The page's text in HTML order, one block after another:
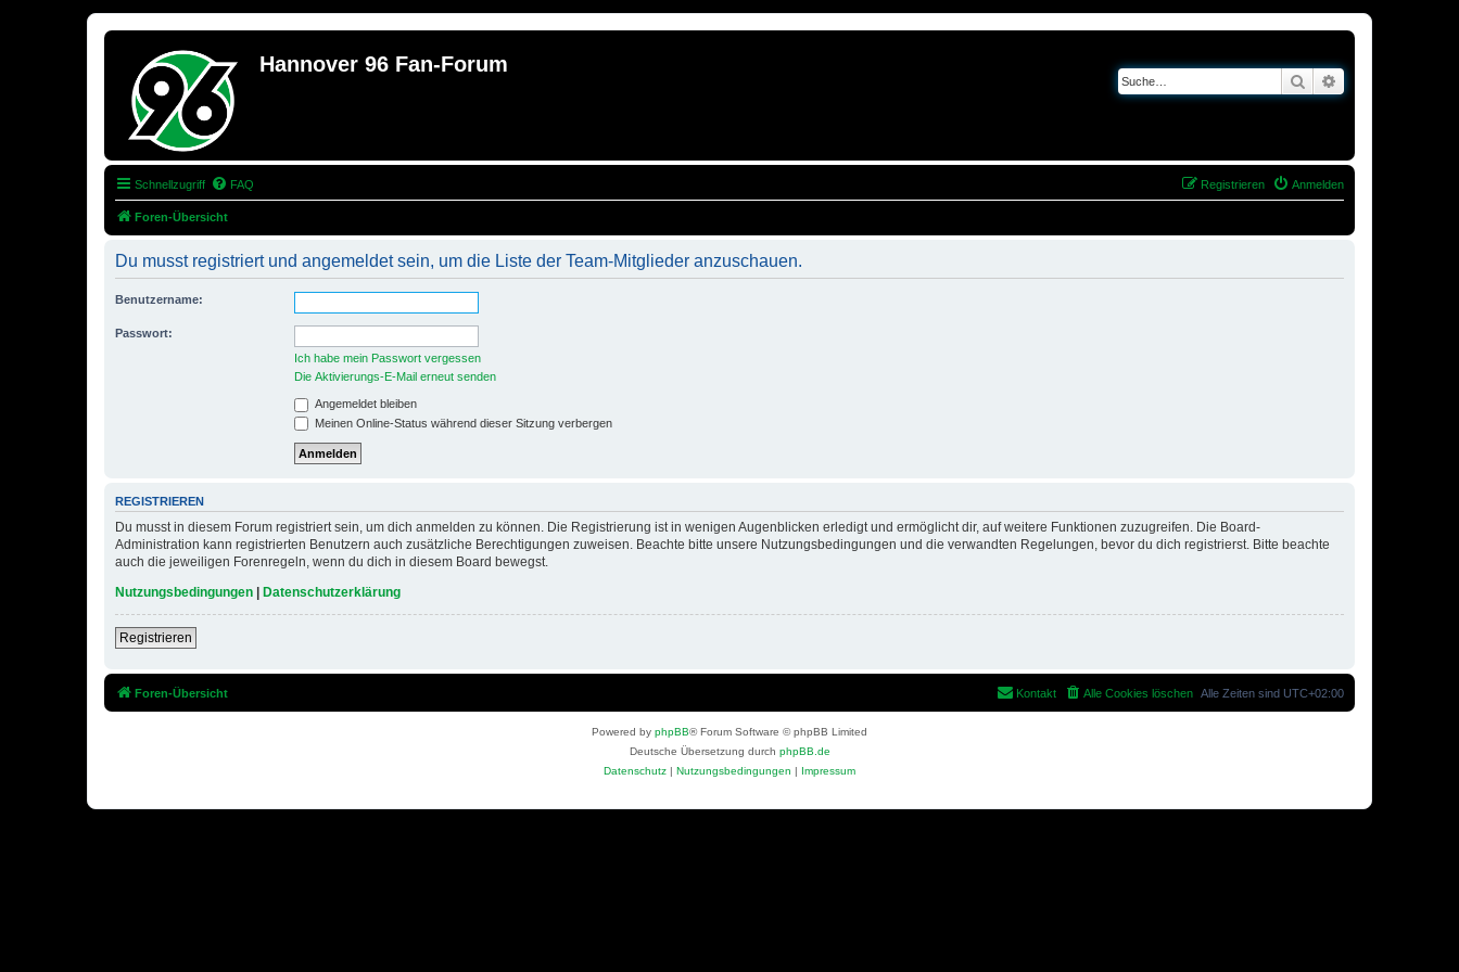
Hannover 96 Fan-Forum
Suche
Schnellzugriff FAQ Anmelden
Registrieren
Foren-Übersicht
Du musst registriert und angemeldet sein, um die Liste der Team-Mitglieder anzuschauen.
Benutzername:
Passwort:
Ich habe mein Passwort vergessen
Die Aktivierungs-E-Mail erneut senden
Angemeldet bleiben
Meinen Online-Status während dieser Sitzung verbergen
REGISTRIEREN
Du musst in diesem Forum registriert sein, um dich anmelden zu können. Die Registrierung ist in wenigen Augenblicken erledigt und ermöglicht dir, auf weitere Funktionen zuzugreifen. Die Board-
Administration kann registrierten Benutzern auch zusätzliche Berechtigungen zuweisen. Beachte bitte unsere Nutzungsbedingungen und die verwandten Regelungen, bevor du dich registrierst. Bitte beachte
auch die jeweiligen Forenregeln, wenn du dich in diesem Board bewegst.
Nutzungsbedingungen | Datenschutzerklärung
Registrieren
Foren-Übersicht Alle Zeiten sind UTC+02:00
Alle Cookies löschen
Kontakt
Powered by phpBB® Forum Software © phpBB Limited
Deutsche Übersetzung durch phpBB.de
Datenschutz | Nutzungsbedingungen | Impressum